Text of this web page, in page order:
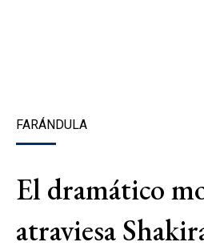
FARÁNDULA
El dramático
atraviesa